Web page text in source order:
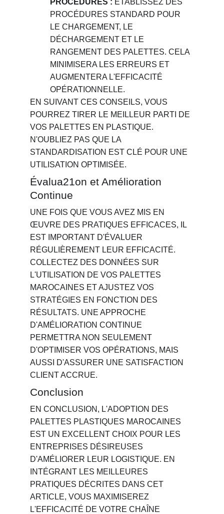
PROCÉDURES : ÉTABLISSEZ DES
PROCÉDURES STANDARD POUR
LE CHARGEMENT, LE
DÉCHARGEMENT ET LE
RANGEMENT DES PALETTES. CELA
MINIMISERA LES ERREURS ET
AUGMENTERA L'EFFICACITÉ
OPÉRATIONNELLE.
EN SUIVANT CES CONSEILS, VOUS
POURREZ TIRER LE MEILLEUR PARTI DE
VOS PALETTES EN PLASTIQUE.
N'OUBLIEZ PAS QUE LA
STANDARDISATION EST CLÉ POUR UNE
UTILISATION OPTIMISÉE.
Évalua21on et Amélioration
Continue
UNE FOIS QUE VOUS AVEZ MIS EN
ŒUVRE DES PRATIQUES EFFICACES, IL
EST IMPORTANT D'ÉVALUER
RÉGULIÈREMENT LEUR EFFICACITÉ.
COLLECTEZ DES DONNÉES SUR
L'UTILISATION DE VOS PALETTES
MAROCAINES ET AJUSTEZ VOS
STRATÉGIES EN FONCTION DES
RÉSULTATS. UNE APPROCHE
D'AMÉLIORATION CONTINUE
PERMETTRA NON SEULEMENT
D'OPTIMISER VOS OPÉRATIONS, MAIS
AUSSI D'ASSURER UNE SATISFACTION
CLIENT ACCRUE.
Conclusion
EN CONCLUSION, L'ADOPTION DES
PALETTES PLASTIQUES MAROCAINES
EST UN EXCELLENT CHOIX POUR LES
ENTREPRISES DÉSIREUSES
D'AMÉLIORER LEUR LOGISTIQUE. EN
INTÉGRANT LES MEILLEURES
PRATIQUES DÉCRITES DANS CET
ARTICLE, VOUS MAXIMISEREZ
L'EFFICACITÉ DE VOTRE CHAÎNE